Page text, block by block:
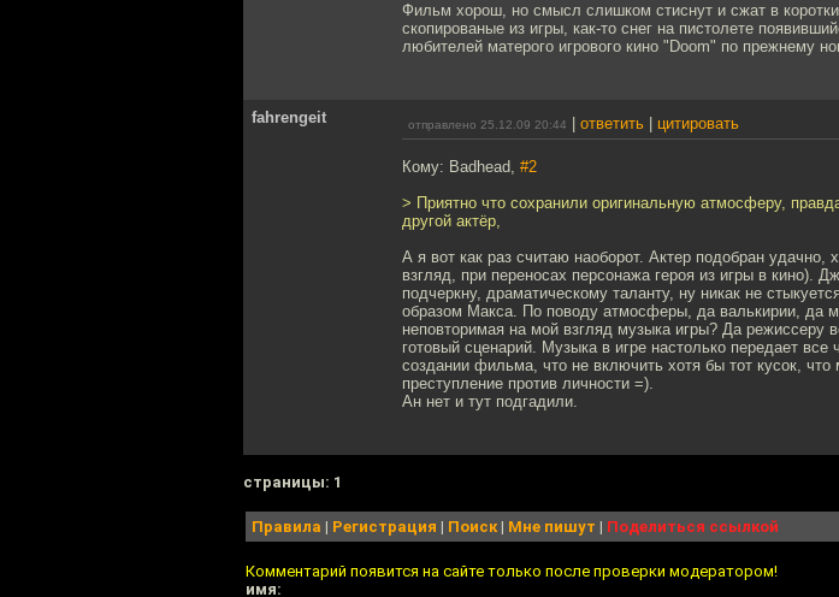
Фильм хорош, но смысл слишком стиснут и сжат в
скопированые из игры, как-то снег на пистолете
любителей матерого игрового кино "Doom" по прежнему
fahrengeit отправлено 25.12.09 20:44 ответить цитировать
Кому: Badhead, #2
> Приятно что сохранили оригинальную атмосферу,
другой актёр,
А я вот как раз считаю наоборот. Актер подобран
взгляд, при переносах персонажа героя из игры в кино).
подчеркну, драматическому таланту, ну никак не
образом Макса. По поводу атмосферы, да валькирии, да
неповторимая на мой взгляд музыка игры? Да режиссеру
готовый сценарий. Музыка в игре настолько передает
создании фильма, что не включить хотя бы тот кусок,
преступление против личности =).
Ан нет и тут подгадили.
cтраницы: 1
Правила | Регистрация | Поиск| Мне пишут | Поделиться ссылкой
Комментарий появится на сайте только после проверки модератором!
имя: